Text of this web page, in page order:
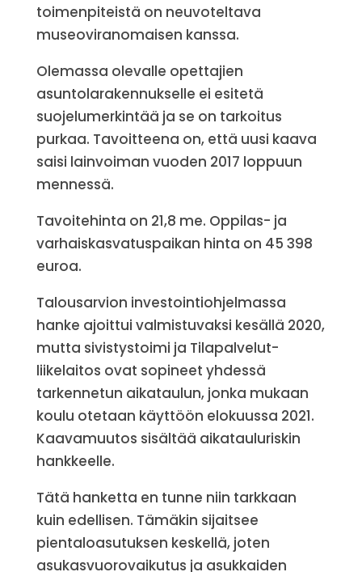
toimenpiteistä on neuvoteltava
museoviranomaisen kanssa.
Olemassa olevalle opettajien
asuntolarakennukselle ei esitetä
suojelumerkintää ja se on tarkoitus
purkaa. Tavoitteena on, että uusi kaava
saisi lainvoiman vuoden 2017 loppuun
mennessä.
Tavoitehinta on 21,8 me. Oppilas- ja
varhaiskasvatuspaikan hinta on 45 398
euroa.
Talousarvion investointiohjelmassa
hanke ajoittui valmistuvaksi kesällä 2020,
mutta sivistystoimi ja Tilapalvelut-
liikelaitos ovat sopineet yhdessä
tarkennetun aikataulun, jonka mukaan
koulu otetaan käyttöön elokuussa 2021.
Kaavamuutos sisältää aikatauluriskin
hankkeelle.
Tätä hanketta en tunne niin tarkkaan
kuin edellisen. Tämäkin sijaitsee
pientaloasutuksen keskellä, joten
asukasvuorovaikutus ja asukkaiden